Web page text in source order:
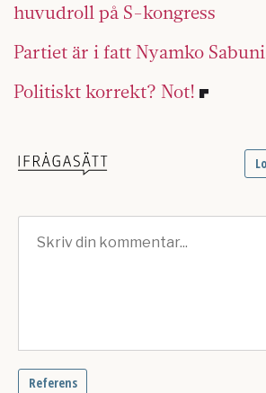
huvudroll på S-kongress
Partiet är i fatt Nyamko Sabuni
Politiskt korrekt? Not!